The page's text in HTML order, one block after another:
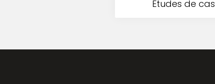
Etudes de cas